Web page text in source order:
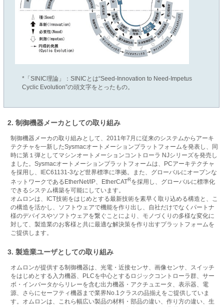
*「SINIC理論」：SINICとは“Seed-Innovation to Need-Impetus
Cyclic Evolution”の頭文字をとったもの。
2. 制御機器メーカとしての取り組み
制御機器メーカの取り組みとして、2011年7月に従来のシステムからアーキ
テクチャを一新したSysmacオートメーションプラットフォームを発表し、同
時に第１弾としてマシンオートメーションコントローラ NJシリーズを発売し
ました。Sysmacオートメーションプラットフォームは、PCアーキテクチャ
を採用し、IEC61131-3など世界標準に準拠。また、グローバルにオープンな
ネットワークであるEtherNet/IP、EtherCATRを採用し、グローバルに標準化
できるシステム構築を可能にしています。
オムロンは、ICT技術をはじめとする最新技術を素早く取り込める構造と、こ
の構造を活かし、ソフトウェアで機能を作り出し、自社だけでなくパートナ
様のデバイスやソフトウェアを繋ぐことにより、モノづくりの多様な変化に
対して、製造業のお客様と共に最適な解決策を作り出すプラットフォームを
ご提供します。
3. 製造業ユーザとしての取り組み
オムロンが提供する制御機器は、光電・近接センサ、画像センサ、スイッチ
をはじめとする入力機器、PLCを中心とするロジックコントローラ群、サー
ボ・インバータからリレーを含む出力機器・アクチュエータ、表示器、電
源、さらにセーフティ機器まで業界No.1クラスの品揃えをご提供していま
す。オムロンは、これら幅広い製品の材料・部品の違い、作り方の違い、生